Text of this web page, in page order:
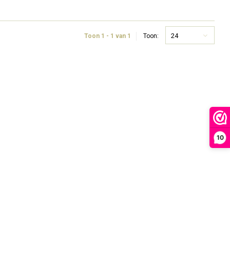
10
Toon 1 - 1 van 1 Toon: 24